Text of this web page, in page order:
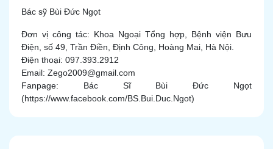
Bác sỹ Bùi Đức Ngọt
Đơn vị công tác: Khoa Ngoại Tổng hợp, Bệnh viện Bưu
Điện, số 49, Trần Điền, Định Công, Hoàng Mai, Hà Nội.
Điện thoại: 097.393.2912
Email: Zego2009@gmail.com
Fanpage: Bác Sĩ Bùi Đức Ngọt
(https://www.facebook.com/BS.Bui.Duc.Ngot)